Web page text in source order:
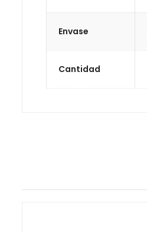
Envase
Cantidad